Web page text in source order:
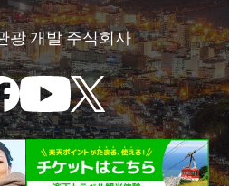
광 개발 주식회사